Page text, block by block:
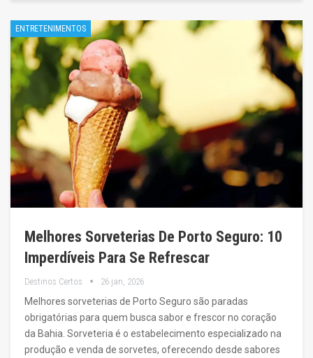
ENTRETENIMENTOS
Melhores Sorveterias De Porto Seguro: 10
Imperdíveis Para Se Refrescar
Destinos Certos 26 jan, 2026
Melhores sorveterias de Porto Seguro são paradas
obrigatórias para quem busca sabor e frescor no coração
da Bahia. Sorveteria é o estabelecimento especializado na
produção e venda de sorvetes, oferecendo desde sabores